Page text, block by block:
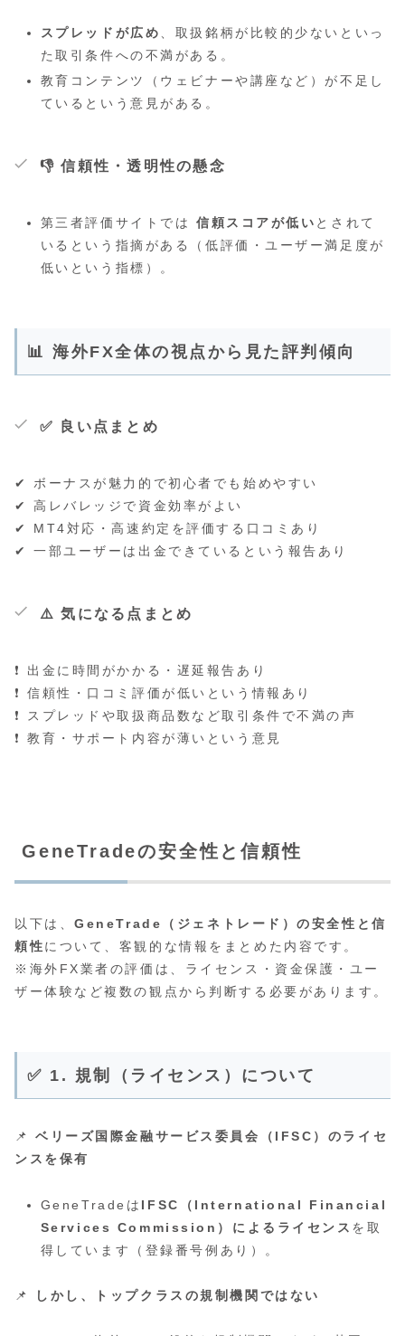
スプレッドが広め、取扱銘柄が比較的少ないといっ
た取引条件への不満がある。
教育コンテンツ（ウェビナーや講座など）が不足し
ているという意見がある。
👎 信頼性・透明性の懸念
第三者評価サイトでは 信頼スコアが低い とされて
いるという指摘がある（低評価・ユーザー満足度が
低いという指標）。
📊 海外FX全体の視点から見た評判傾向
✅ 良い点まとめ
✔ ボーナスが魅力的で初心者でも始めやすい
✔ 高レバレッジで資金効率がよい
✔ MT4対応・高速約定を評価する口コミあり
✔ 一部ユーザーは出金できているという報告あり
⚠️ 気になる点まとめ
❗ 出金に時間がかかる・遅延報告あり
❗ 信頼性・口コミ評価が低いという情報あり
❗ スプレッドや取扱商品数など取引条件で不満の声
❗ 教育・サポート内容が薄いという意見
GeneTradeの安全性と信頼性
以下は、GeneTrade（ジェネトレード）の安全性と信
頼性について、客観的な情報をまとめた内容です。
※海外FX業者の評価は、ライセンス・資金保護・ユー
ザー体験など複数の観点から判断する必要があります。
✅ 1. 規制（ライセンス）について
📌ベリーズ国際金融サービス委員会（IFSC）のライセ
ンスを保有
GeneTradeは IFSC（International Financial
Services Commission）によるライセンス を取
得しています（登録番号例あり）。
📌 しかし、トップクラスの規制機関ではない